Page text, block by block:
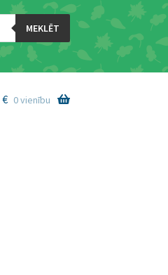
MEKLĒT
€ 0 vienību